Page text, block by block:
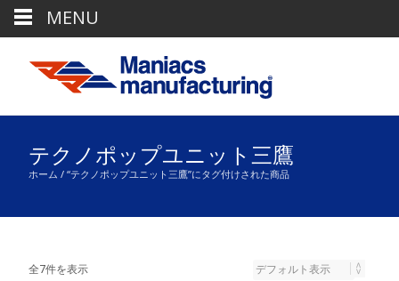
テクノポップユニット三鷹
ホーム / “テクノポップユニット三鷹”にタグ付けされた商品
全7件を表示
MENU